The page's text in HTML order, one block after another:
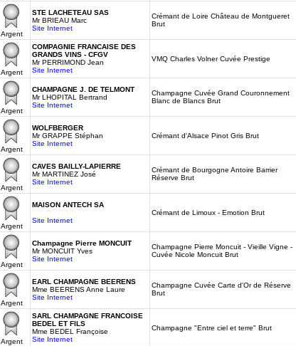
Argent
STE LACHETEAU SAS
Mr BRIEAU Marc
Site Internet
Crémant de Loire Château de Montgueret
Brut
Argent
COMPAGNIE FRANCAISE DES
GRANDS VINS - CFGV
Mr PERRIMOND Jean
Site Internet
VMQ Charles Volner Cuvée Prestige
Argent
CHAMPAGNE J. DE TELMONT
Mr LHOPITAL Bertrand
Site Internet
Champagne Cuvée Grand Couronnement
Blanc de Blancs Brut
Argent
WOLFBERGER
Mr GRAPPE Stéphan
Site Internet
Crémant d'Alsace Pinot Gris Brut
Argent
CAVES BAILLY-LAPIERRE
Mr MARTINEZ José
Site Internet
Crémant de Bourgogne Antoire Barrier
Réserve Brut
Argent
MAISON ANTECH SA
Site Internet
Crémant de Limoux - Emotion Brut
Argent
Champagne Pierre MONCUIT
Mr MONCUIT Yves
Site Internet
Champagne Pierre Moncuit - Vieille Vigne -
Cuvée Nicole Moncuit Brut
Argent
EARL CHAMPAGNE BEERENS
Mme BEERENS Anne Laure
Site Internet
Champagne Cuvée Carte d'Or de Réserve
Brut
Argent
SARL CHAMPAGNE FRANCOISE
BEDEL ET FILS
Mme BEDEL Françoise
Site Internet
Champagne "Entre ciel et terre" Brut